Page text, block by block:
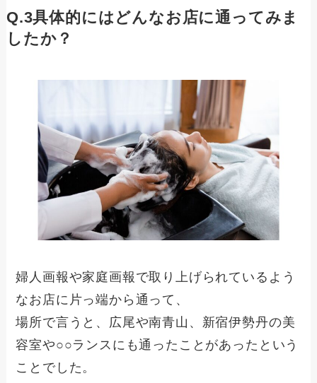
Q.3具体的にはどんなお店に通ってみま
したか？
婦人画報や家庭画報で取り上げられているよう
なお店に片っ端から通って、
場所で言うと、広尾や南青山、新宿伊勢丹の美
容室や○○ランスにも通ったことがあったという
ことでした。